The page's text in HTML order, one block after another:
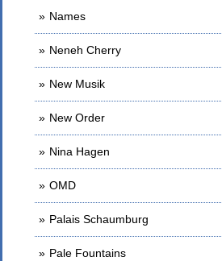
Names
Neneh Cherry
New Musik
New Order
Nina Hagen
OMD
Palais Schaumburg
Pale Fountains